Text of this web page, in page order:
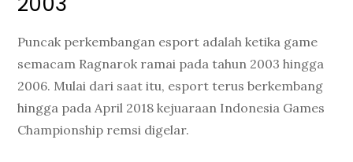
Puncak perkembangan esport adalah ketika game
semacam Ragnarok ramai pada tahun 2003 hingga
2006. Mulai dari saat itu, esport terus berkembang
hingga pada April 2018 kejuaraan Indonesia Games
Championship remsi digelar.